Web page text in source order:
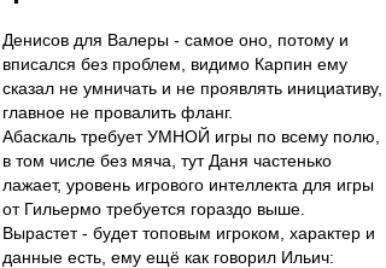
Денисов для Валеры - самое оно, потому и
вписался без проблем, видимо Карпин ему
сказал не умничать и не проявлять инициативу,
главное не провалить фланг.
Абаскаль требует УМНОЙ игры по всему полю,
в том числе без мяча, тут Даня частенько
лажает, уровень игрового интеллекта для игры
от Гильермо требуется гораздо выше.
Вырастет - будет топовым игроком, характер и
данные есть, ему ещё как говорил Ильич: